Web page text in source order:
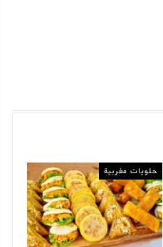
حلويات مغربية